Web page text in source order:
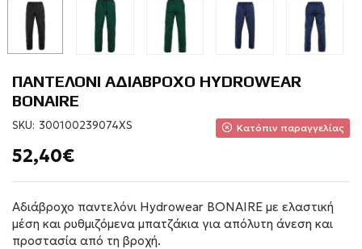
ΠΑΝΤΕΛΟΝΙ ΑΔΙΑΒΡΟΧΟ HYDROWEAR
BONAIRE
SKU: 300100239074XS Κατόπιν παραγγελίας
52,40€
Αδιάβροχο παντελόνι Hydrowear BONAIRE με ελαστική
μέση και ρυθμιζόμενα μπατζάκια για απόλυτη άνεση και
προστασία από τη βροχή.